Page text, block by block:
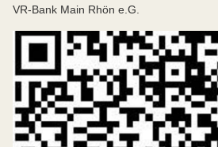
VR-Bank Main Rhön e.G.